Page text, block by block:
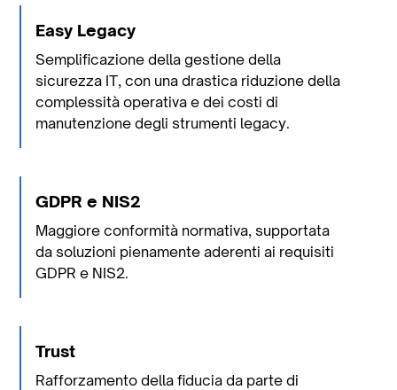
Easy Legacy
Semplificazione della gestione della
sicurezza IT, con una drastica riduzione della
complessità operativa e dei costi di
manutenzione degli strumenti legacy.
GDPR e NIS2
Maggiore conformità normativa, supportata
da soluzioni pienamente aderenti ai requisiti
GDPR e NIS2.
Trust
Rafforzamento della fiducia da parte di